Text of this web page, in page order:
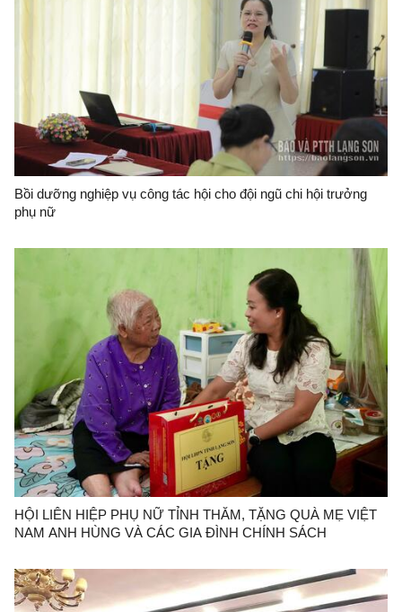
Bồi dưỡng nghiệp vụ công tác hội cho đội ngũ chi hội trưởng
phụ nữ
HỘI LIÊN HIỆP PHỤ NỮ TỈNH THĂM, TẶNG QUÀ MẸ VIỆT
NAM ANH HÙNG VÀ CÁC GIA ĐÌNH CHÍNH SÁCH